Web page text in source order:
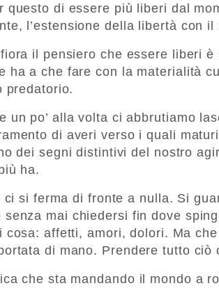
questo di essere più liberi dal
l’estensione della libertà con
il pensiero che essere liberi
ha a che fare con la materialità
predatorio.
un po’ alla volta ci abbrutiamo
di averi verso i quali
dei segni distintivi del nostro
ha.
ci si ferma di fronte a nulla. Si
senza mai chiedersi fin dove
cosa: affetti, amori, dolori. Ma
di mano. Prendere tutto
che sta mandando il mondo a